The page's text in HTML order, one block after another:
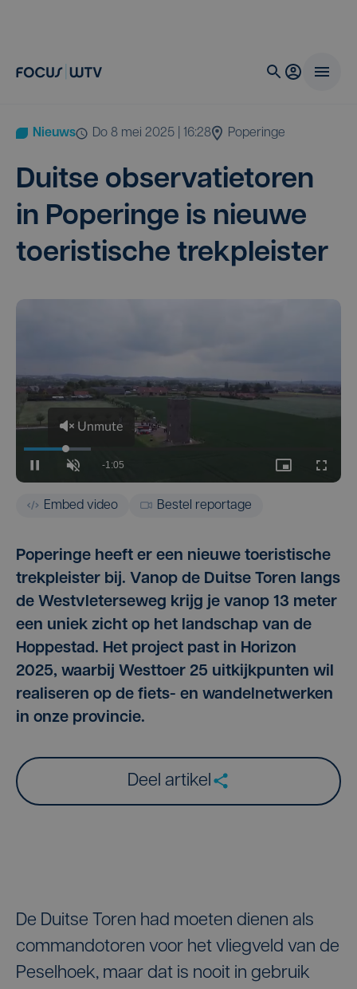
Nieuws do 8 mei 2025 | 16:28 Poperinge
Duit­se obser­va­tie­to­ren
in Pope­rin­ge is nieu­we
toe­ris­ti­sche trekpleister
Embed video Bestel reportage
Poperinge heeft er een nieuwe toeristische
trekpleister bij. Vanop de Duitse Toren langs
de Westvleterseweg krijg je vanop 13 meter
een uniek zicht op het landschap van de
Hoppestad. Het project past in Horizon
2025, waarbij Westtoer 25 uitkijkpunten wil
realiseren op de fiets- en wandelnetwerken
in onze provincie.
Deel artikel
De Duitse Toren had moeten dienen als
commandotoren voor het vliegveld van de
Peselhoek, maar dat is nooit in gebruik